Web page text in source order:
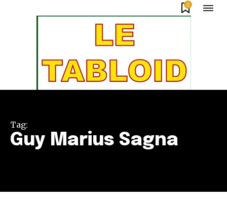
0
Tag:
Guy Marius Sagna